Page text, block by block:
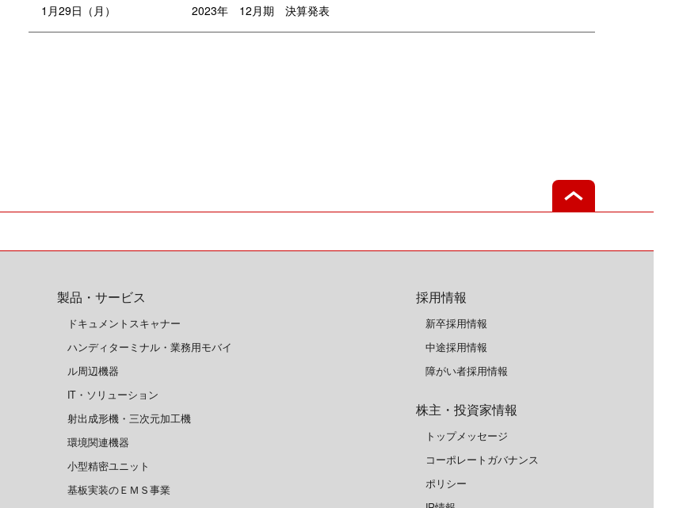
1月29日（月） 2023年 12月期 決算発表
製品・サービス
ドキュメントスキャナー
ハンディターミナル・業務用モバイ
ル周辺機器
IT・ソリューション
射出成形機・三次元加工機
環境関連機器
小型精密ユニット
基板実装のＥＭＳ事業
採用情報
新卒採用情報
中途採用情報
障がい者採用情報
株主・投資家情報
トップメッセージ
コーポレートガバナンス
ポリシー